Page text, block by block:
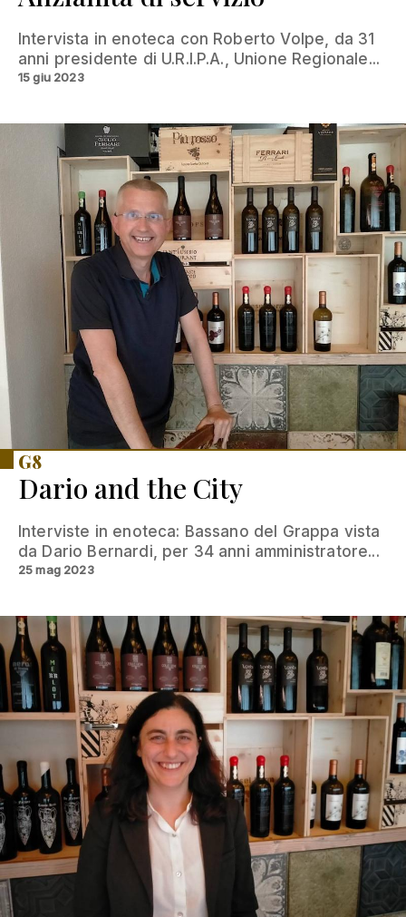
Intervista in enoteca con Roberto Volpe, da 31
anni presidente di U.R.I.P.A., Unione Regionale...
15 giu 2023
G8
Dario and the City
Interviste in enoteca: Bassano del Grappa vista
da Dario Bernardi, per 34 anni amministratore...
25 mag 2023